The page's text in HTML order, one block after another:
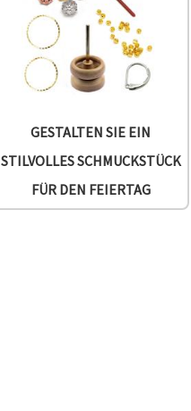
GESTALTEN SIE EIN
STILVOLLES SCHMUCKSTÜCK
FÜR DEN FEIERTAG